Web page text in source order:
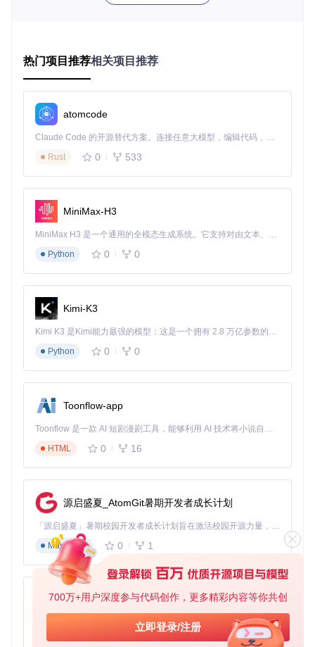
700万+用户深度参与代码创作，更多精彩内容等你共创
立即登录/注册
记录等关键信息，瞬间修正所有技术问题
✅ 批量数据处理中心
：同时处理整个盒子的宝可梦数据，保持
原有属性的基础上优化技能和道具组合
✅
解析并生成合法宝可梦
价值：从技术困扰到游戏乐趣的转变
使用AutoLegalityMod后，玩家平均节省80%的数据处理时
备、收藏整理还是对战练习，都能享受到零门槛的自动化服
务。
功能背后的秘密：AutoLegalityMod工作原理解
AutoLegalityMod就像一位"宝可梦数据医生"，通过三个步骤完
成合法性诊断与修复：
全面体检：「Legalizer」模块（AutoLegalityMod/Plugin
精准治疗
：「ShowdownEdits」模块（AutoLegalityMod/
健康证明：生成完整的合法性报告，确保宝可梦在任何游
程，既保证了处理速度，又确保了结果的准确性。
处理
基础版：3步极速配置指南
第一步：获取项目代码
在命令行中执行以下命令：
第二步：编译插件
使用Visual Studio打开解决方案文件「PKHeX-Plugins.sl
热门项目推荐相关项目推荐
atomcode
Claude Code 的开源替代方案。连接任意大模型，编辑代码，运行命令，自动验证 — 全自动执行。用 Rust 构建，极致性能。 ｜ An open-source alternative to Claude Code. Connect any LLM, edit code, run commands, and verify changes — autonomously. Built in Rust for speed. Get Started
Rust
0 533
MiniMax-H3
MiniMax H3 是一个通用的全模态生成系统。它支持对由文本、图像、视频和音频组成的多模态上下文进行统一理解，并能生成分辨率高达 2K、时长可达 15 秒的带原生立体声音频的视频。得益于面向任务泛化的系统设计，H3 在预训练阶段就已具备广泛的多模态上下文理解与生成能力，能够出色地执行复杂的多模态指令。
Python
0 0
Kimi-K3
Kimi K3 是Kimi能力最强的模型：这是一个拥有 2.8 万亿参数的混合专家（MoE）模型，具备原生视觉理解能力，并支持 100 万 token 的上下文窗口。
Python
0 0
Toonflow-app
Toonflow 是一款 AI 短剧漫剧工具，能够利用 AI 技术将小说自动转化为剧本，并结合 AI 生成的图片和视频，实现高效的短剧创作。借助 Toonflow，可以轻松完成从文字到影像的全流程，让短剧制作变得更加智能与便捷。
HTML
0 16
源启盛夏_AtomGit暑期开发者成长计划
「源启盛夏」暑期校园开发者成长计划旨在激活校园开源力量，通过积分激励、认证扶持、资源倾斜等形式，引导高校组织和开发者完成「入驻 — 建项目 — 做贡献 — 获认证 — 得资源」的完整闭环。无论你是想带领社团入驻平台的组织者，还是希望用代码贡献证明自己的开发者，都能在这里找到属于你的成长路径。
Markdown
0 1
AionUi
免费、本地、开源的 24/7 全天候 Cowork 应用，以及适用于 Gemini CLI、Claude Code、Codex、OpenCode、Qwen Code、Goose CLI、Auggie 等的 OpenClaw | 🌟 喜欢就点star吧
TypeScript
0 6